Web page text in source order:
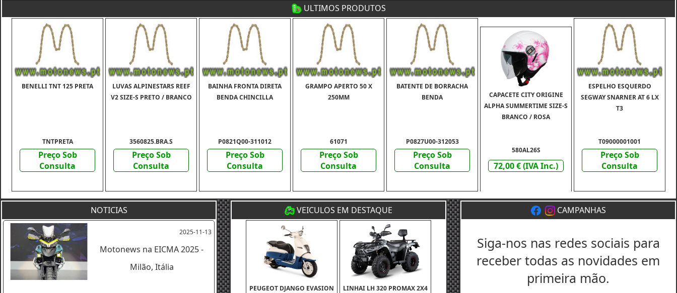
ULTIMOS PRODUTOS
BENELLI TNT 125 PRETA
TNTPRETA
Preço Sob
Consulta
LUVAS ALPINESTARS REEF
V2 SIZE-S PRETO / BRANCO
3560825.BRA.S
Preço Sob
Consulta
BAINHA FRONTA DIRETA
BENDA CHINCILLA
P0821Q00-311012
Preço Sob
Consulta
GRAMPO APERTO 50 X
250MM
61071
Preço Sob
Consulta
BATENTE DE BORRACHA
BENDA
P0827U00-312053
Preço Sob
Consulta
CAPACETE CITY ORIGINE
ALPHA SUMMERTIME SIZE-S
BRANCO / ROSA
580AL26S
72,00 € (IVA Inc.)
ESPELHO ESQUERDO
SEGWAY SNARNER AT 6 LX
T3
T09000001001
Preço Sob
Consulta
NOTICIAS
2025-11-13
Motonews na EICMA 2025 -
Milão, Itália
VEICULOS EM DESTAQUE
PEUGEOT DJANGO EVASION
LINHAI LH 320 PROMAX 2X4
CAMPANHAS
Siga-nos nas redes sociais para
receber todas as novidades em
primeira mão.